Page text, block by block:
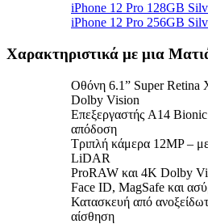
iPhone 12 Pro 128GB
iPhone 12 Pro 256GB
Χαρακτηριστικά με μια
Οθόνη 6.1” Super
Dolby Vision
Επεξεργαστής A14 Bionic
απόδοση
Τριπλή κάμερα 12MP –
LiDAR
ProRAW και 4K Dolby
Face ID, MagSafe και
Κατασκευή από
αίσθηση